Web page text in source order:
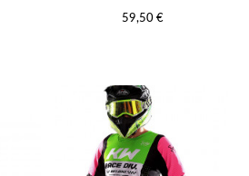
59,50 €